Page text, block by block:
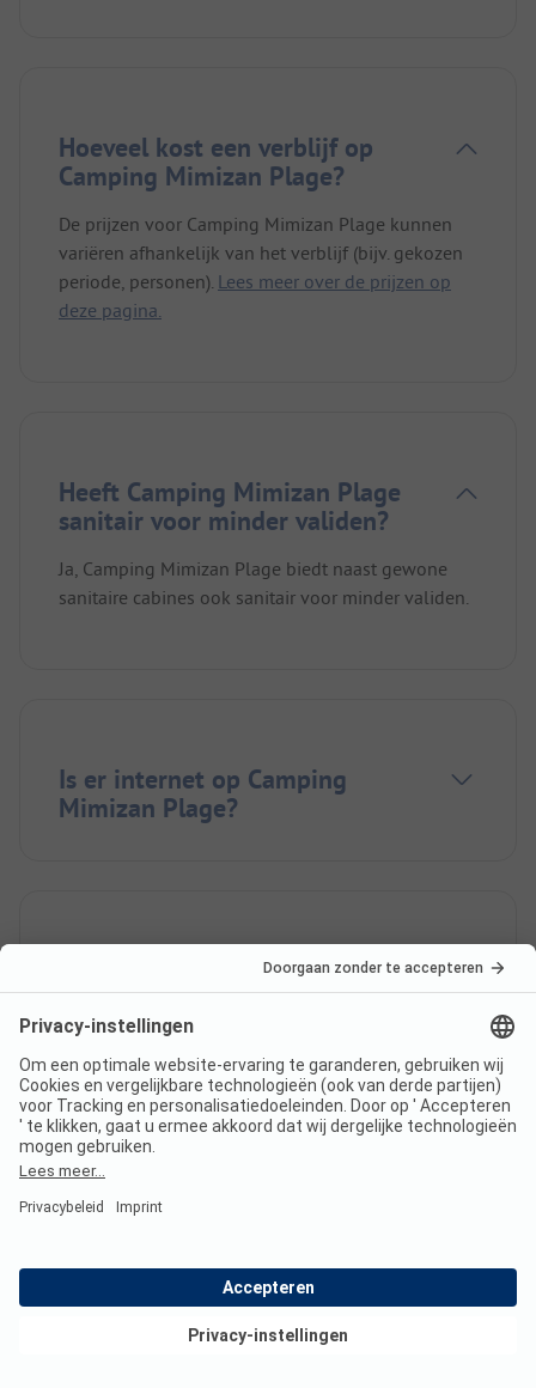
Hoeveel kost een verblijf op
Camping Mimizan Plage?
De prijzen voor Camping Mimizan Plage kunnen
variëren afhankelijk van het verblijf (bijv. gekozen
periode, personen). Lees meer over de prijzen op
deze pagina.
Heeft Camping Mimizan Plage
sanitair voor minder validen?
Ja, Camping Mimizan Plage biedt naast gewone
sanitaire cabines ook sanitair voor minder validen.
Is er internet op Camping
Mimizan Plage?
Heeft Camping Mimizan Plage
een certificaat?
In welke talen kun je inchecken
Bekijk deals